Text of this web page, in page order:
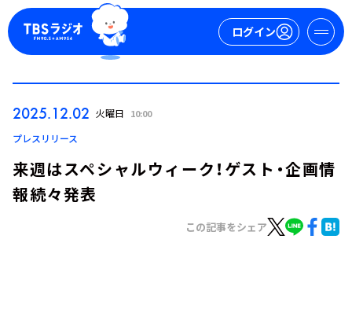
ログイン
2025.12.02 火曜日 10:00
プレスリリース
来週はスペシャルウィーク！ゲスト・企画情
報続々発表
この記事をシェア